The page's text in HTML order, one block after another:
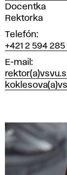
Pozícia
Docentka
Rektorka
Telefón
+421 2 594 285
E-mail